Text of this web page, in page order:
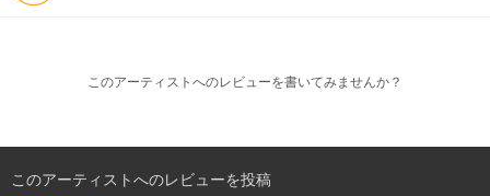
このアーティストへのレビューを書いてみませんか？
このアーティストへのレビューを投稿